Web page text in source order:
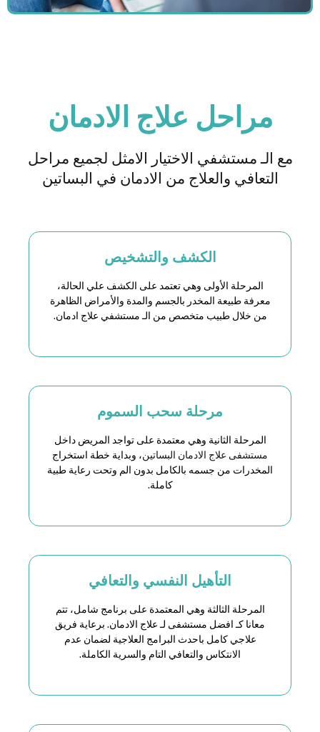
مراحل علاج الادمان
مع الـ مستشفي الاختيار الامثل لجميع مراحل
التعافي والعلاج من الادمان في البساتين
الكشف والتشخيص
المرحلة الأولى وهي تعتمد على الكشف علي الحالة،
معرفة طبيعة المخدر بالجسم والمدة والأمراض الظاهرة
من خلال طبيب متخصص من الـ مستشفي علاج ادمان.
مرحلة سحب السموم
المرحلة الثانية وهي معتمدة على تواجد المريض داخل
مستشفى علاج الادمان البساتين، وبداية خطة استخراج
المخدرات من جسمه بالكامل بدون الم وتحت رعاية طبية
كاملة.
التأهيل النفسي والتعافي
المرحلة الثالثة وهي المعتمدة على برنامج شامل، تتم
معانا كـ افضل مستشفى لـ علاج الادمان. برعاية فريق
علاجي كامل باحدث البرامج العلاجية لضمان عدم
الانتكاس والتعافي التام والسرية الكاملة.